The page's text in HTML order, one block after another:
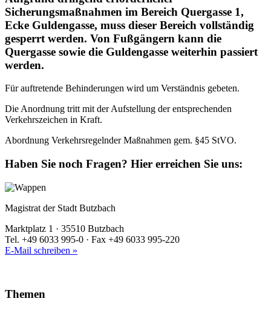
Sicherungsmaßnahmen im Bereich Quergasse 1,
Ecke Guldengasse, muss dieser Bereich vollständig
gesperrt werden. Von Fußgängern kann die
Quergasse sowie die Guldengasse weiterhin passiert
werden.
Für auftretende Behinderungen wird um Verständnis gebeten.
Die Anordnung tritt mit der Aufstellung der entsprechenden
Verkehrszeichen in Kraft.
Abordnung Verkehrsregelnder Maßnahmen gem. §45 StVO.
Haben Sie noch Fragen? Hier erreichen Sie uns:
Magistrat der Stadt Butzbach
Marktplatz 1 · 35510 Butzbach
Tel. +49 6033 995-0 · Fax +49 6033 995-220
E-Mail schreiben »
Themen